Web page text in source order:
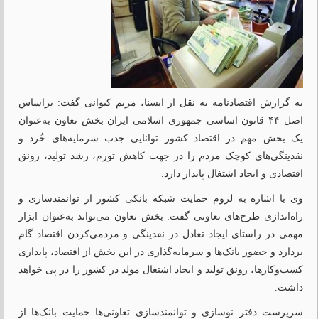
به گزارش اقتصادنامه به نقل از ایسنا، مریم کیوانی گفت: براساس
اصل ۴۴ قانون اساسی جمهوری اسلامی ایران بخش تعاون به‌عنوان
یک بخش مهم در اقتصاد کشور توانایی جذب سرمایه‌های خُرد و
نقدینگی‌های کوچک مردم را در جهت کاهش تورم، رشد تولید، رونق
اقتصادی و ایجاد اشتغال پایدار دارد.
وی با اشاره به لزوم حمایت شبکه بانکی کشور از توانمندسازی و
راه‌اندازی طرح‌های تعاونی گفت: بخش تعاون می‌تواند به‌عنوان ابزار
مهمی در راستای ایجاد تعادل در نقدینگی و مردمی‌کردن اقتصاد گام
بردارد و حضور بانک‌ها و سرمایه‌گذاری در این بخش از اقتصاد، پایداری
کسب‌وکارها، رونق تولید و ایجاد اشتغال مولد در کشور را در پی خواهد
داشت.
سرپرست دفتر نوسازی و توانمندسازی تعاونی‌ها حمایت بانک‌ها از